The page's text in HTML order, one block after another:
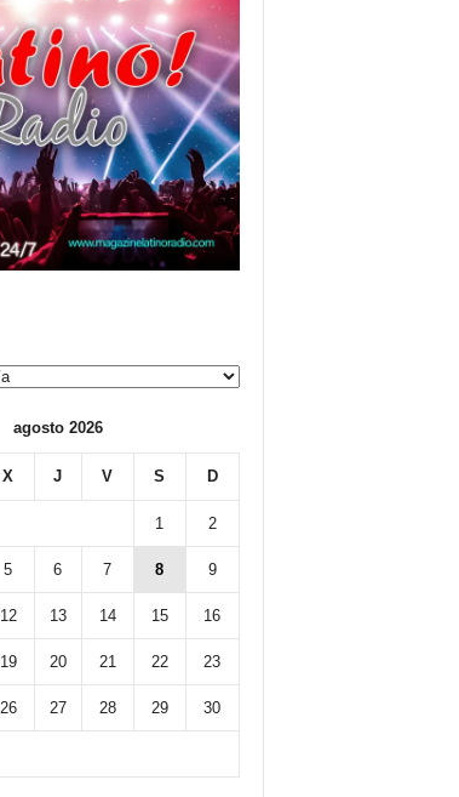
agosto 2026
X J V S D
1 2
5 6 7 8 9
12 13 14 15 16
19 20 21 22 23
26 27 28 29 30